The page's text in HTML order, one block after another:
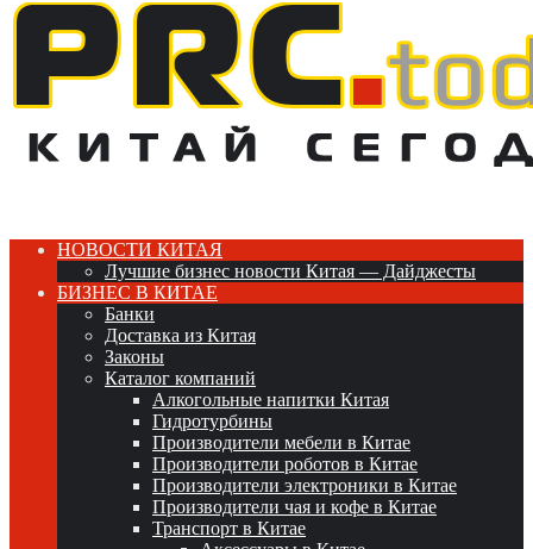
НОВОСТИ КИТАЯ
Лучшие бизнес новости Китая — Дайджесты
БИЗНЕС В КИТАЕ
Банки
Доставка из Китая
Законы
Каталог компаний
Алкогольные напитки Китая
Гидротурбины
Производители мебели в Китае
Производители роботов в Китае
Производители электроники в Китае
Производители чая и кофе в Китае
Транспорт в Китае